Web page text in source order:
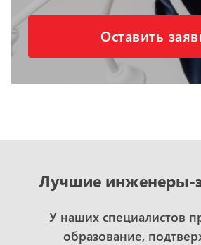
Оставить
Лучшие инженеры-
У наших специалистов
образование,